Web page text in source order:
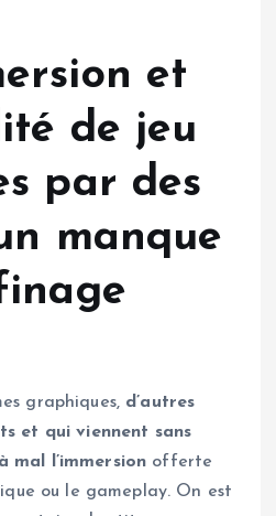
et
de jeu
par des
manque
graphiques, d’autres
et qui viennent sans
mal l’immersion offerte
ou le gameplay. On est